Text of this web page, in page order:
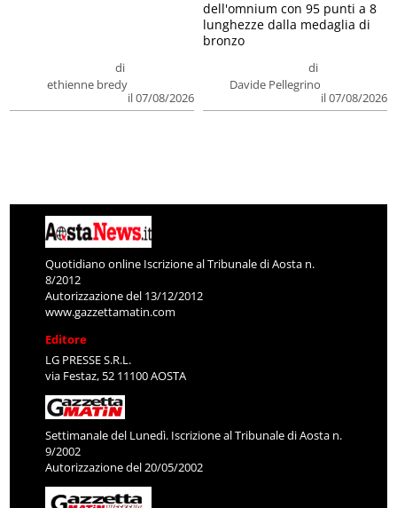
di
ethienne bredy
il 07/08/2026
di
Davide Pellegrino
il 07/08/2026
dell'omnium con 95 punti a 8
lunghezze dalla medaglia di
bronzo
Quotidiano online Iscrizione al Tribunale di Aosta n.
8/2012
Autorizzazione del 13/12/2012
www.gazzettamatin.com
Editore
LG PRESSE S.R.L.
via Festaz, 52 11100 AOSTA
Settimanale del Lunedì. Iscrizione al Tribunale di Aosta n.
9/2002
Autorizzazione del 20/05/2002